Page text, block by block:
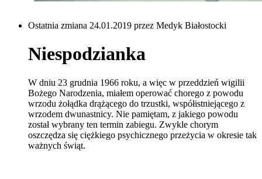
Ostatnia zmiana 24.01.2019 przez Medyk Białostocki
Niespodzianka
W dniu 23 grudnia 1966 roku, a więc w przeddzień wigilii
Bożego Narodzenia, miałem operować chorego z powodu
wrzodu żołądka drążącego do trzustki, współistniejącego z
wrzodem dwunastnicy. Nie pamiętam, z jakiego powodu
został wybrany ten termin zabiegu. Zwykle chorym
oszczędza się ciężkiego psychicznego przeżycia w okresie tak
ważnych świąt.